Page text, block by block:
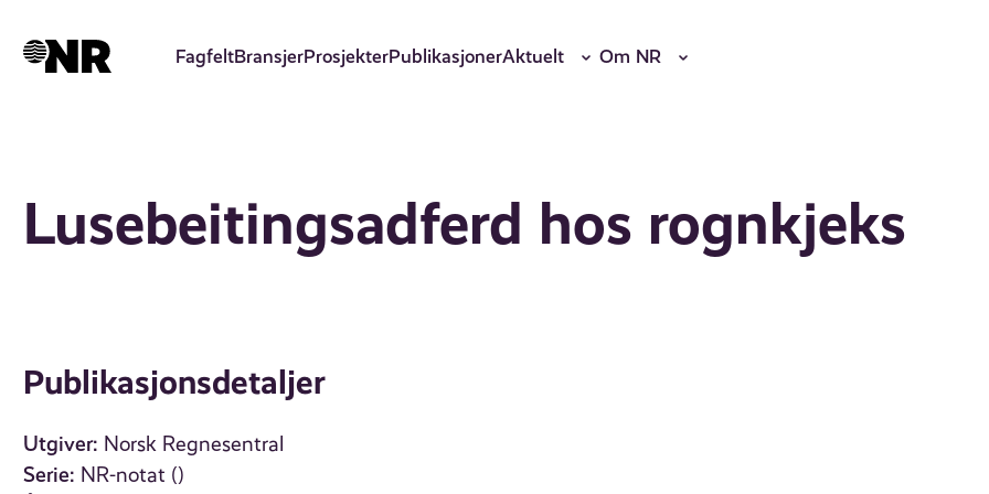
hovedinnhold
FagfeltBransjerProsjekterPublikasjonerAktuelt Om NR
Lusebeitingsadferd hos rognkjeks
Publikasjonsdetaljer
Utgiver: Norsk Regnesentral
Serie: NR-notat ()